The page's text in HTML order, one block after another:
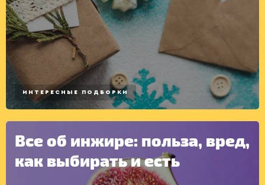
КОНСЕРВАЦИЯ
ИНТЕРЕСНЫЕ ПОДБОРКИ
Все об инжире: польза, вред,
как выбирать и есть